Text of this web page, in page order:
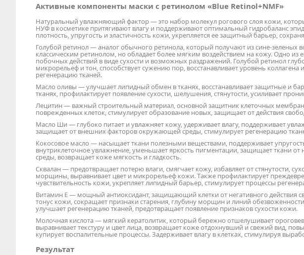
Активные компоненты маски с ретинолом «Blue Retinol+NMF»
Натуральный увлажняющий фактор — это набор молекул рогового слоя кожи,
НУФ в косметике притягивают влагу и поддерживают оптимальный гидробаланс
плотность, упругость и эластичность кожи, укрепляется ее защитный барьер,
Голубой ретинол — аналог обычного ретинола, который получают из сине-зеленых
классическим ретинолом, но обладает более мягким воздействием на кожу. Одно из
побочных действий в виде сухости и возможных раздражений. Голубой ретинол
микрорельеф и тон, способствует сужению пор, восстанавливает уровень коллагена
регенерацию тканей.
Масло оливы — улучшает липидный обмен в тканях, восстанавливает защитные и
тканях, профилактирует появление сухости, шелушения, стянутости, усиливает
Лецитин — важный строительный материал, основной защитник клеточных
поврежденных клеток, стимулирует образование новых, защищает от действия
Масло Ши — глубоко питает и увлажняет кожу, удерживает влагу, поддерживает
защищает от внешних факторов окружающей среды, стимулирует регенерацию
Кокосовое масло — насыщает ткани полезными веществами, поддерживает
внутриклеточное увлажнение, уменьшает яркость пигментации, защищает ткани
среды, возвращает коже мягкость и гладкость.
Сквалан — предотвращает потерю влаги, смягчает кожу, избавляет от стянутости,
морщины, выравнивает цвет и микрорельеф кожи. Также профилактирует
чувствительность кожи, укрепляет липидный барьер, стимулирует процессы
Витамин Е — мощный антиоксидант, защищающий клетки от негативного действия
тонус кожи, сокращает признаки старения, глубину морщин и линий
улучшает регенерацию тканей, предотвращает появление признаков сухости кожи.
Молочная кислота — мягкий кератолитик, который бережно отшелушивает
выравнивает текстуру и цвет лица, возвращает коже отдохнувший и свежий вид,
купирует воспалительные процессы. Задерживает влагу в клетках, стимулируя
Результат